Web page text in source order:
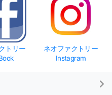
トリー
ネオファクトリー
Instagram